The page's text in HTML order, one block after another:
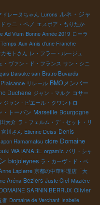
赤ワインばかりにブース ア
てかなり違うので同時比較
のピノを発見！！ エッ！こ
本と巡り逢えただけで，超
時期があると思います。 や
らだな、と感じた。
ドレーヌちゃん Lurons ルネ・ジャ
ドゥニ・ペノ エスポア・もりたか
Ad Vium Bonne Année 2019 ローラ
Aux Amis d’une Franche
モトさん レ・フラー・ルージュ
・ヴァン・ド・フランス サン・シニ
Daisuke san Bistro Buvards
リレール BMOメンバー
Duchene ジャン・マルク コサー
ジャン・ピエール・クワントロ
・トーバン Marseille Bourgogne
大介 ラ・フェルム・デ・セット・リ
宮川さん Etienne Deiss Denis
Hamamatsu cidre Domaine
WATANABE orgamic パリ・シャ
biojoleynes ラ・カーヴ・ド・ベ
Lapierre 京都の中華料理店「大
Aréna Beziers Juste Ciel Mazière
DOMAINE SARNIN BERRUX Olivier
者 Domaine de Verchant Isabelle